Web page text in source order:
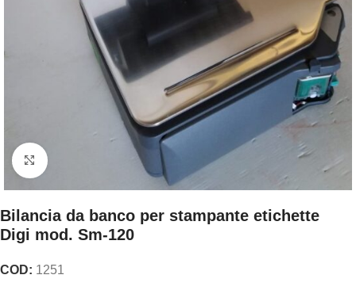
Clicca per ingrandire
Bilancia da banco per stampante etichette
Digi mod. Sm-120
COD: 1251